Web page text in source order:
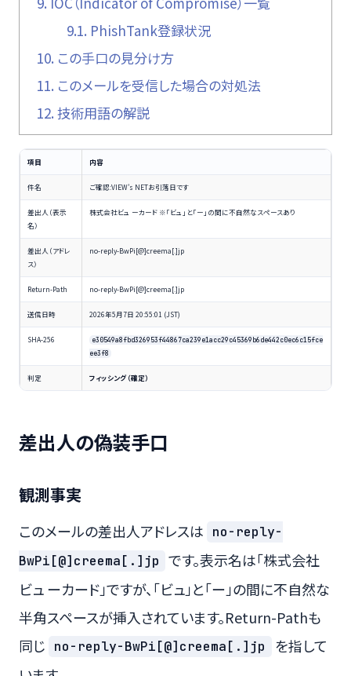
9.1. PhishTank登録状況
10. この手口の見分け方
11. このメールを受信した場合の対処法
12. 技術用語の解説
項目 内容
件名 ご確認:VIEW’s NETお引落日です
差出人（表示
名）
株式会社ビュ ーカード ※「ビュ」と「ー」の間に不自然なスペースあり
差出人（アドレ
ス）
no-reply-BwPi[@]creema[.]jp
Return-Path no-reply-BwPi[@]creema[.]jp
送信日時 2026年5月7日 20:55:01 (JST)
SHA-256
e30549a8fbd326953f44867ca239e1acc29c45369b6de442c0ec6c15fce
ee3f8
判定 フィッシング（確定）
差出人の偽装手口
観測事実
このメールの差出人アドレスは no-reply-
BwPi[@]creema[.]jp です。表示名は「株式会社
ビュ ーカード」ですが、「ビュ」と「ー」の間に不自然な
半角スペースが挿入されています。Return-Pathも
同じ no-reply-BwPi[@]creema[.]jp
を指して